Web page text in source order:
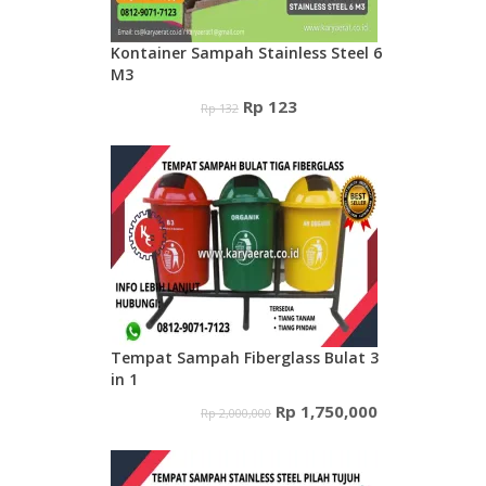
Kontainer Sampah Stainless Steel 6
M3
Rp132 Harga
adalah:
Rp 132.
Rp 123Harga
ini
adalah:
Rp 123.
Tempat Sampah Fiberglass Bulat 3
in 1
Rp2,000,000 Harga
adalah:
Rp 1,750,000Harga